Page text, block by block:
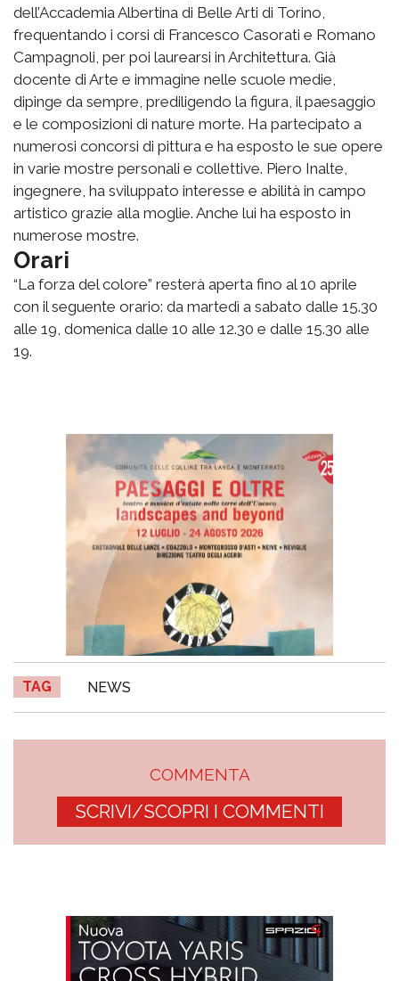
dell’Accademia Albertina di Belle Arti di Torino,
frequentando i corsi di Francesco Casorati e Romano
Campagnoli, per poi laurearsi in Architettura. Già
docente di Arte e immagine nelle scuole medie,
dipinge da sempre, prediligendo la figura, il paesaggio
e le composizioni di nature morte. Ha partecipato a
numerosi concorsi di pittura e ha esposto le sue opere
in varie mostre personali e collettive. Piero Inalte,
ingegnere, ha sviluppato interesse e abilità in campo
artistico grazie alla moglie. Anche lui ha esposto in
numerose mostre.
Orari
“La forza del colore” resterà aperta fino al 10 aprile
con il seguente orario: da martedì a sabato dalle 15.30
alle 19, domenica dalle 10 alle 12.30 e dalle 15.30 alle
19.
TAG NEWS
COMMENTA
SCRIVI/SCOPRI I COMMENTI